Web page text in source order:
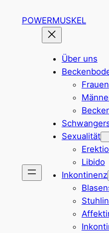
InhaltPOWERMUSKEL
Über uns
Frauen
Sexualität
Libido
Inkontinenz